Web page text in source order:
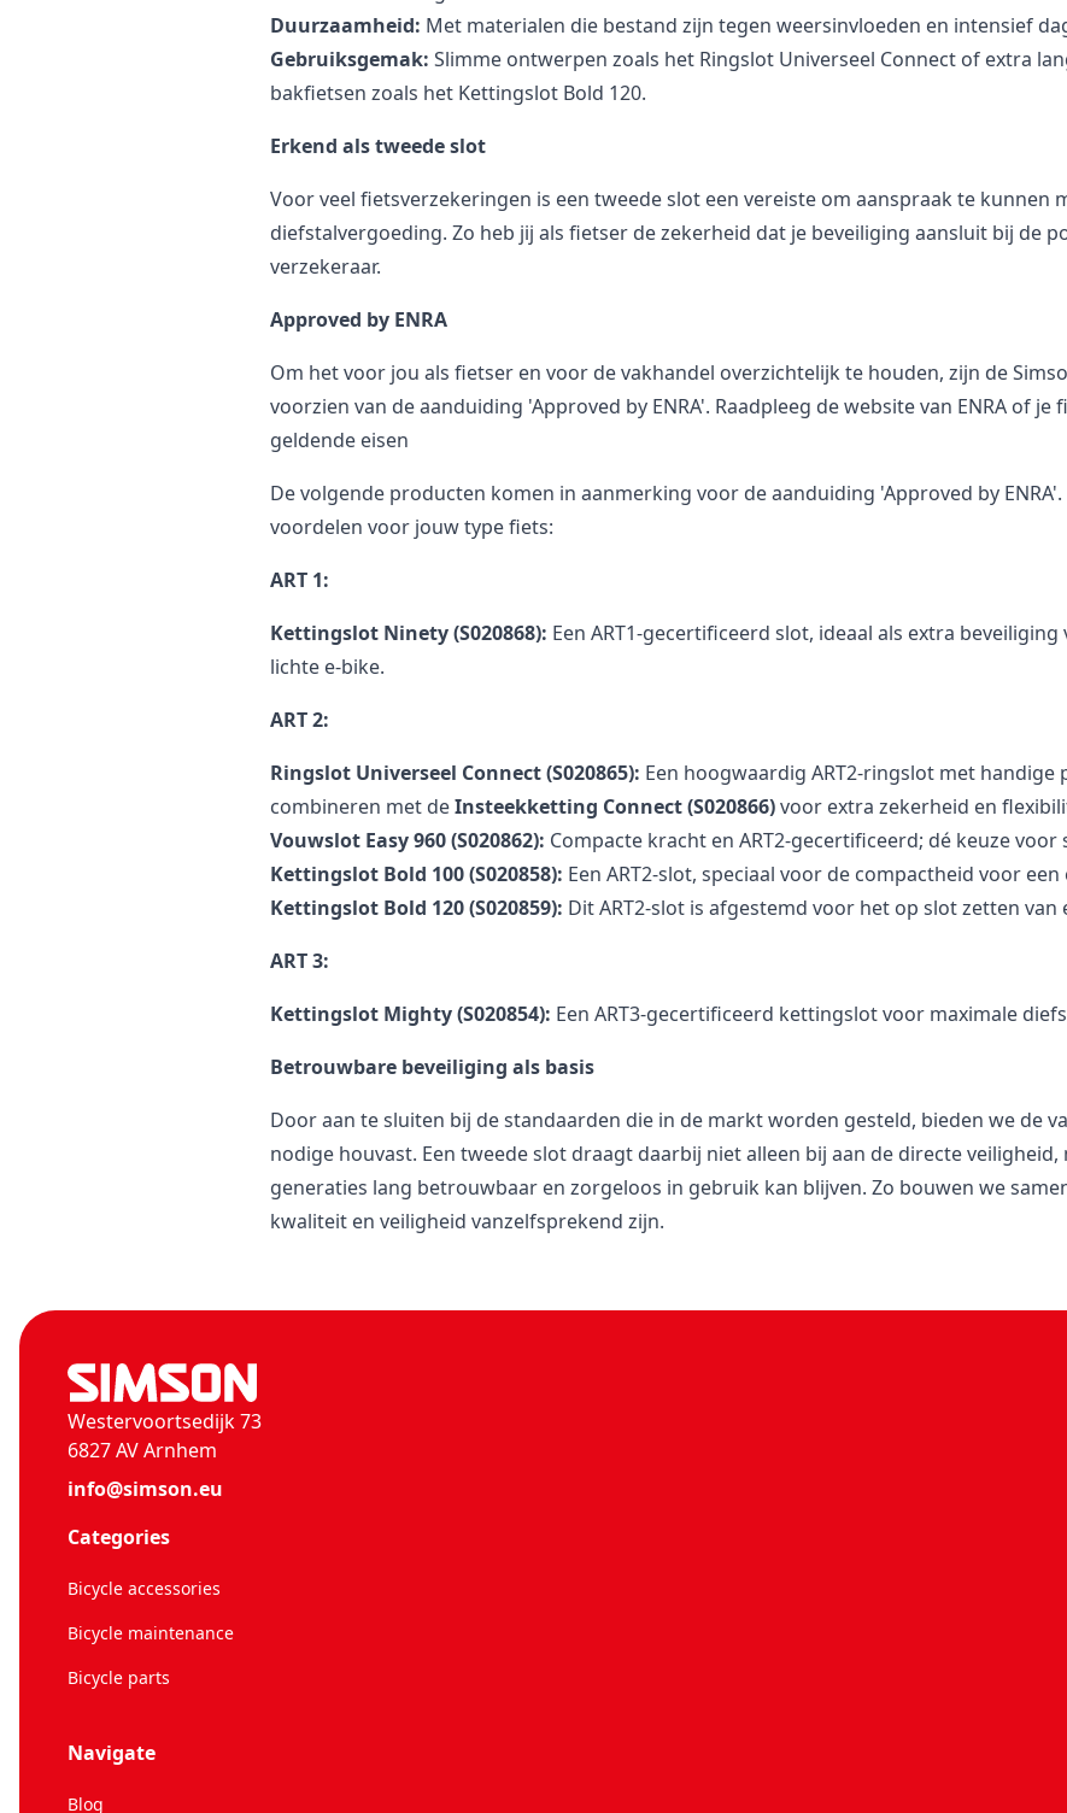
Duurzaamheid: Met materialen die bestand zijn tegen weersinvloeden en intensief
Gebruiksgemak: Slimme ontwerpen zoals het Ringslot Universeel Connect of extra
bakfietsen zoals het Kettingslot Bold 120.
Erkend als tweede slot
Voor veel fietsverzekeringen is een tweede slot een vereiste om aanspraak te kunnen
diefstalvergoeding. Zo heb jij als fietser de zekerheid dat je beveiliging aansluit bij de
verzekeraar.
Approved by ENRA
Om het voor jou als fietser en voor de vakhandel overzichtelijk te houden, zijn de
voorzien van de aanduiding 'Approved by ENRA'. Raadpleeg de website van ENRA of
geldende eisen
De volgende producten komen in aanmerking voor de aanduiding 'Approved by
voordelen voor jouw type fiets:
ART 1:
Kettingslot Ninety (S020868): Een ART1-gecertificeerd slot, ideaal als extra
lichte e-bike.
ART 2:
Ringslot Universeel Connect (S020865): Een hoogwaardig ART2-ringslot met handige
combineren met deInsteekketting Connect (S020866)voor extra zekerheid en
Vouwslot Easy 960 (S020862): Compacte kracht en ART2-gecertificeerd; dé keuze
Kettingslot Bold 100 (S020858): Een ART2-slot, speciaal voor de compactheid voor een
Kettingslot Bold 120 (S020859): Dit ART2-slot is afgestemd voor het op slot zetten van
ART 3:
Kettingslot Mighty (S020854): Een ART3-gecertificeerd kettingslot voor maximale
Betrouwbare beveiliging als basis
Door aan te sluiten bij de standaarden die in de markt worden gesteld, bieden we de
nodige houvast. Een tweede slot draagt daarbij niet alleen bij aan de directe
generaties lang betrouwbaar en zorgeloos in gebruik kan blijven. Zo bouwen we
kwaliteit en veiligheid vanzelfsprekend zijn.
Westervoortsedijk 73
6827 AV Arnhem
info@simson.eu
Categories
Bicycle accessories
Bicycle maintenance
Bicycle parts
Navigate
Blog